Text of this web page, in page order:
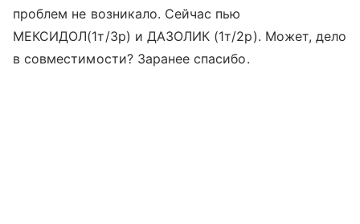
проблем не возникало. Сейчас пью
МЕКСИДОЛ(1т/3р) и ДАЗОЛИК (1т/2р). Может, дело
в совместимости? Заранее спасибо.